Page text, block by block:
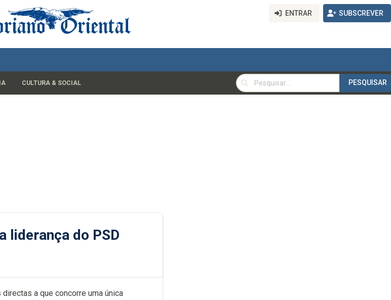
ENTRAR SUBSCREVER
CULTURA & SOCIAL
PESQUISAR
PESQUISAR
liderança do PSD
a que concorre uma única